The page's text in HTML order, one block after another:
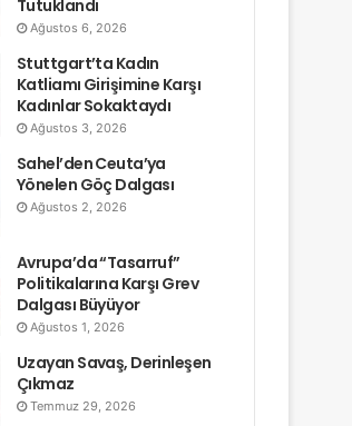
Tutuklandı
Ağustos 6, 2026
Stuttgart’ta Kadın
Katliamı Girişimine Karşı
Kadınlar Sokaktaydı
Ağustos 3, 2026
Sahel’den Ceuta’ya
Yönelen Göç Dalgası
Ağustos 2, 2026
Avrupa’da “Tasarruf”
Politikalarına Karşı Grev
Dalgası Büyüyor
Ağustos 1, 2026
Uzayan Savaş, Derinleşen
Çıkmaz
Temmuz 29, 2026